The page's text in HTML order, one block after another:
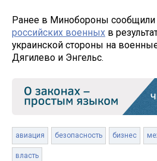
Ранее в Минобороны сообщили
российских военных в
украинской стороны на
Дягилево и Энгельс.
авиация безопасность бизнес
власть